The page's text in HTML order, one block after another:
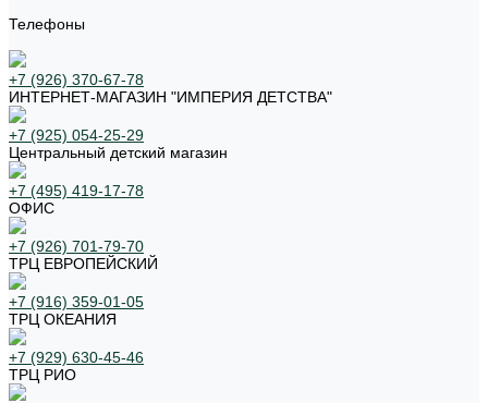
Телефоны
+7 (926) 370-67-78
ИНТЕРНЕТ-МАГАЗИН "ИМПЕРИЯ ДЕТСТВА"
+7 (925) 054-25-29
Центральный детский магазин
+7 (495) 419-17-78
ОФИС
+7 (926) 701-79-70
ТРЦ ЕВРОПЕЙСКИЙ
+7 (916) 359-01-05
ТРЦ ОКЕАНИЯ
+7 (929) 630-45-46
ТРЦ РИО